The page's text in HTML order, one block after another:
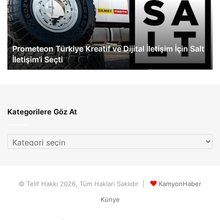
Dijital
İletişim
İçin
Salt
İletişim’i
Seçti
Prometeon Türkiye Kreatif ve Dijital İletişim İçin Salt
İletişim’i Seçti
Kategorilere Göz At
Kategorilere
Göz
© Telif Hakkı 2026, Tüm Hakları Saklıdır |
KamyonHaber
Künye